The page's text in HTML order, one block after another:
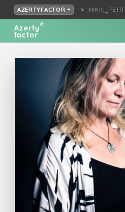
AZERTYFACTOR NIKKI_PETIT